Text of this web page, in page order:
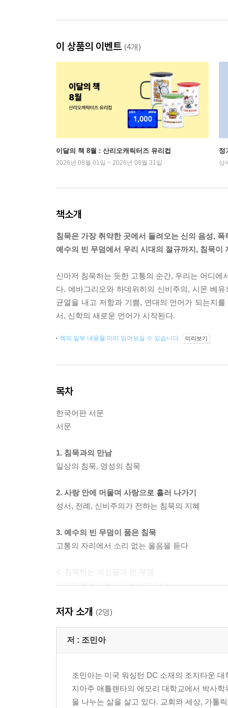
이 상품의 이벤트 (4개)
이달의 책 8월 : 산리오캐릭터즈 유리컵
2026년 08월 01일 ~ 2026년 08월 31일
정
상
책소개
침묵은 가장 취약한 곳에서 들려오는 신의 음성,
예수의 빈 무덤에서 우리 시대의 절규까지, 침묵이
신마저 침묵하는 듯한 고통의 순간, 우리는 어디
다. 에바그리오와 하데위히의 신비주의, 시몬 베
균열을 내고 저항과 기쁨, 연대의 언어가 되는지
서, 신학의 새로운 언어가 시작된다.
책의 일부 내용을 미리 읽어보실 수 있습니다. 미리보기
목차
한국어판 서문
서문
1. 침묵과의 만남
일상의 침묵, 영성의 침묵
2. 사랑 안에 머물며 사랑으로 흘러 나가기
성서, 전례, 신비주의가 전하는 침묵의 지혜
3. 예수의 빈 무덤이 품은 침묵
고통의 자리에서 소리 없는 울음을 듣다
지워진 목소리들이 서로에게 닿다
5. 빈 무덤의 고요한 기쁨
비어 있음에 온 마음을 기울이다
찾아보기
저자 소개 (2명)
저 : 조민아
조민아는 미국 워싱턴 DC 소재의 조지타운
지아주 애틀랜타의 에모리 대학교에서 박사
을 나누는 삶을 살고 있다. 교회와 세상, 가톨